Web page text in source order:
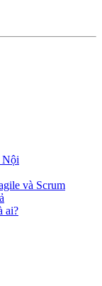
Nội
và Scrum
ai?